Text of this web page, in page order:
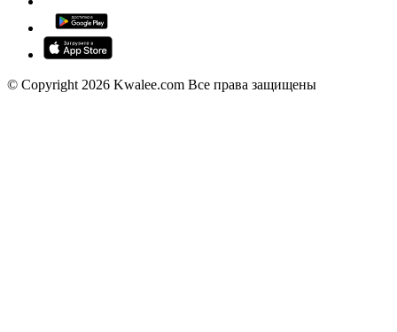
© Copyright 2026 Kwalee.com Все права защищены